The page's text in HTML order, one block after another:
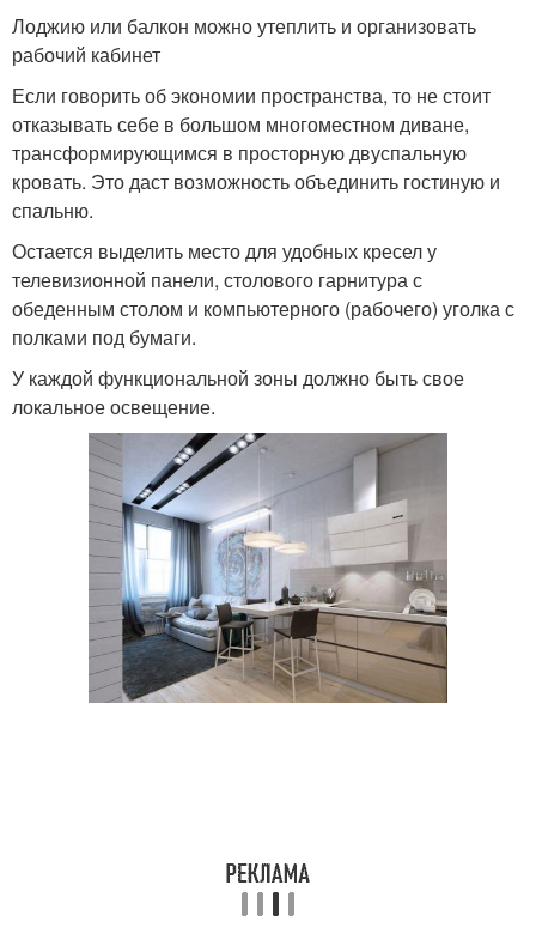
Лоджию или балкон можно утеплить и организовать
рабочий кабинет
Если говорить об экономии пространства, то не стоит
отказывать себе в большом многоместном диване,
трансформирующимся в просторную двуспальную
кровать. Это даст возможность объединить гостиную и
спальню.
Остается выделить место для удобных кресел у
телевизионной панели, столового гарнитура с
обеденным столом и компьютерного (рабочего) уголка с
полками под бумаги.
У каждой функциональной зоны должно быть свое
локальное освещение.